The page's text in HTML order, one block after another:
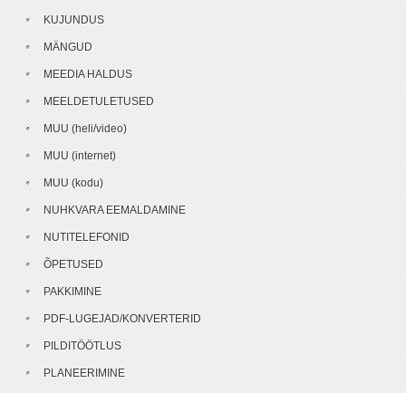
KUJUNDUS
MÄNGUD
MEEDIA HALDUS
MEELDETULETUSED
MUU (heli/video)
MUU (internet)
MUU (kodu)
NUHKVARA EEMALDAMINE
NUTITELEFONID
ÕPETUSED
PAKKIMINE
PDF-LUGEJAD/KONVERTERID
PILDITÖÖTLUS
PLANEERIMINE